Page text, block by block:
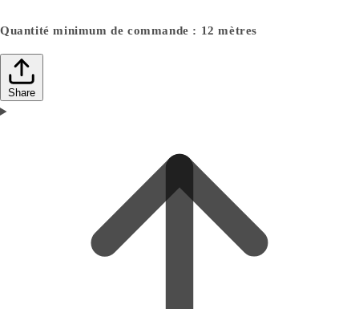
Quantité minimum de commande : 12 mètres
Share